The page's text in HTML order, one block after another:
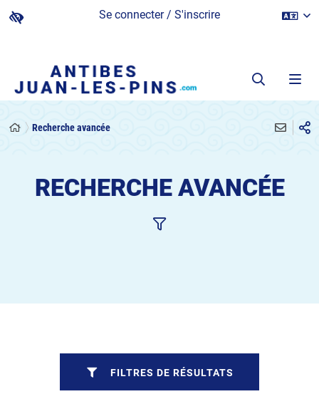
Se connecter / S'inscrire
Recherche avancée
RECHERCHE AVANCÉE
FILTRES DE RÉSULTATS